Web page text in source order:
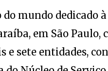
em São Paulo,
e sete entidades,
do Núcleo de